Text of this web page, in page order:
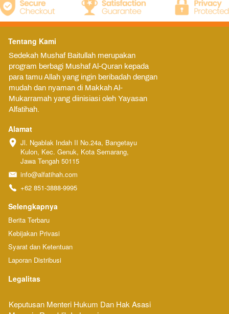
Tentang Kami
Sedekah Mushaf Baitullah merupakan
program berbagi Mushaf Al-Quran kepada
para tamu Allah yang ingin beribadah dengan
mudah dan nyaman di Makkah Al-
Mukarramah yang diinisiasi oleh Yayasan
Alfatihah.
Alamat
Jl. Ngablak Indah II No.24a, Bangetayu
Kulon, Kec. Genuk, Kota Semarang,
Jawa Tengah 50115
info@alfatihah.com
+62 851-3888-9995
Selengkapnya
Berita Terbaru
Kebijakan Privasi
Syarat dan Ketentuan
Laporan Distribusi
Legalitas
Keputusan Menteri Hukum Dan Hak Asasi